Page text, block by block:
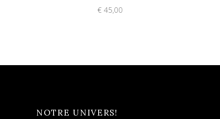
€ 45,00
NOTRE UNIVERS!